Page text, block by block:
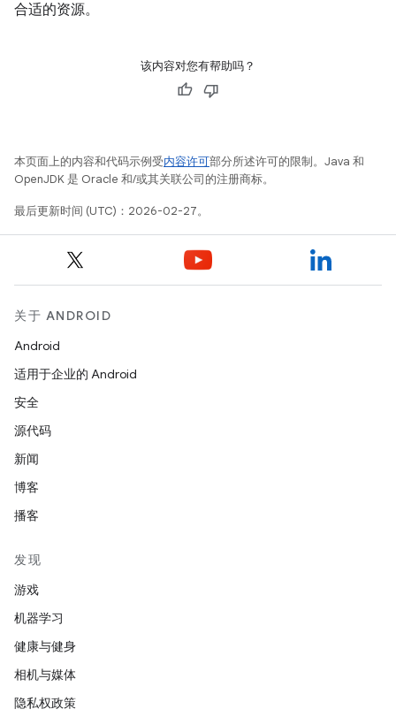
合适的资源。
该内容对您有帮助吗？
本页面上的内容和代码示例受内容许可部分所述许可的限制。Java 和
OpenJDK 是 Oracle 和/或其关联公司的注册商标。
最后更新时间 (UTC)：2026-02-27。
关于 ANDROID
Android
适用于企业的 Android
安全
源代码
新闻
博客
播客
发现
游戏
机器学习
健康与健身
相机与媒体
隐私权政策